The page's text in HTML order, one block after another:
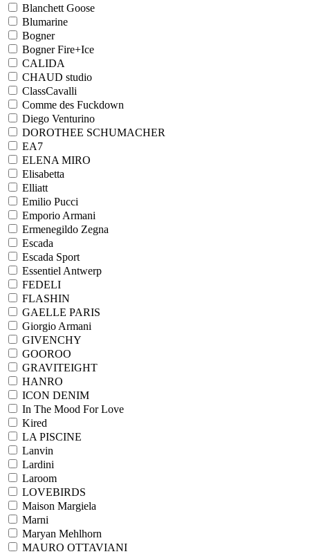
Blanchett Goose
Blumarine
Bogner
Bogner Fire+Ice
CALIDA
CHAUD studio
ClassCavalli
Comme des Fuckdown
Diego Venturino
DOROTHEE SCHUMACHER
EA7
ELENA MIRO
Elisabetta
Elliatt
Emilio Pucci
Emporio Armani
Ermenegildo Zegna
Escada
Escada Sport
Essentiel Antwerp
FEDELI
FLASHIN
GAELLE PARIS
Giorgio Armani
GIVENCHY
GOOROO
GRAVITEIGHT
HANRO
ICON DENIM
In The Mood For Love
Kired
LA PISCINE
Lanvin
Lardini
Laroom
LOVEBIRDS
Maison Margiela
Marni
Maryan Mehlhorn
MAURO OTTAVIANI